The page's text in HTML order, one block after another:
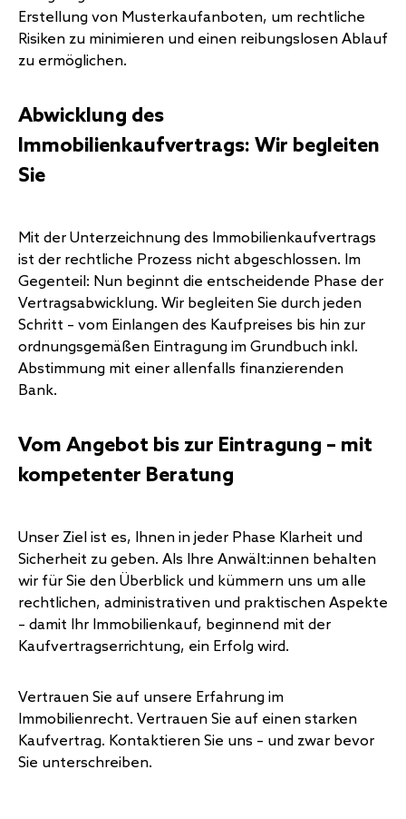
Erstellung von Musterkaufanboten, um rechtliche
Risiken zu minimieren und einen reibungslosen Ablauf
zu ermöglichen.
Abwicklung des
Immobilienkaufvertrags: Wir begleiten
Sie
Mit der Unterzeichnung des Immobilienkaufvertrags
ist der rechtliche Prozess nicht abgeschlossen. Im
Gegenteil: Nun beginnt die entscheidende Phase der
Vertragsabwicklung. Wir begleiten Sie durch jeden
Schritt – vom Einlangen des Kaufpreises bis hin zur
ordnungsgemäßen Eintragung im Grundbuch inkl.
Abstimmung mit einer allenfalls finanzierenden
Bank.
Vom Angebot bis zur Eintragung – mit
kompetenter Beratung
Unser Ziel ist es, Ihnen in jeder Phase Klarheit und
Sicherheit zu geben. Als Ihre Anwält:innen behalten
wir für Sie den Überblick und kümmern uns um alle
rechtlichen, administrativen und praktischen Aspekte
– damit Ihr Immobilienkauf, beginnend mit der
Kaufvertragserrichtung, ein Erfolg wird.
Vertrauen Sie auf unsere Erfahrung im
Immobilienrecht. Vertrauen Sie auf einen starken
Kaufvertrag. Kontaktieren Sie uns – und zwar bevor
Sie unterschreiben.